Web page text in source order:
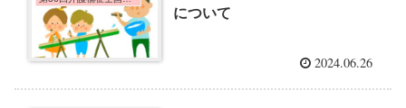
について
2024.06.26